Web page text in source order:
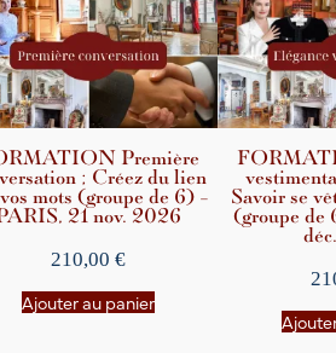
Première
; Créez du lien
mots (groupe de 6) –
21 nov. 2026
210,00€
Ajouter au panier
Savoir se
(groupe de